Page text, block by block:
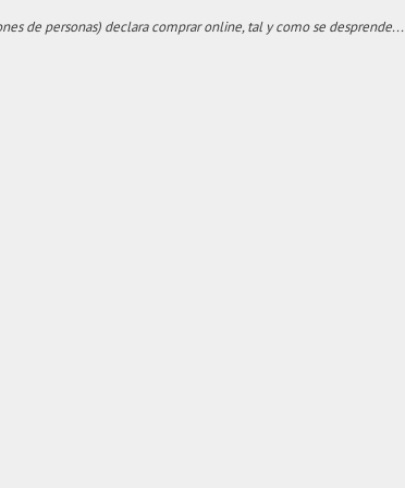
de personas) declara comprar online, tal y como se desprende...